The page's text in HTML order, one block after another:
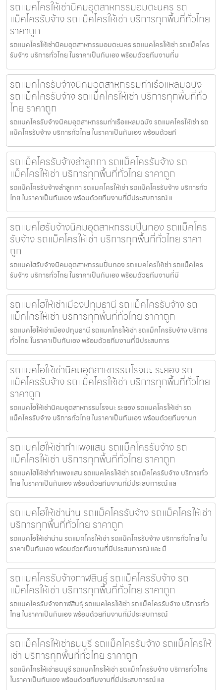
รถแมคโครให้เช่านิคมอุตสาหกรรมอมตะนคร รถ
แม็คโครรับจ้าง รถแม็คโครให้เช่า บริการทุกพื้นที่ทั่วไทย
ราคาถูก
รถแมคโครให้เช่านิคมอุตสาหกรรมอมตะนคร รถแมคโครให้เช่า รถแม็คโคร
รับจ้าง บริการทั่วไทย ในราคาเป็นกันเอง พร้อมด้วยทีมงานที่ม
รถแมคโครรับจ้างนิคมอุตสาหกรรมท่าเรือแหลมฉบัง
รถแม็คโครรับจ้าง รถแม็คโครให้เช่า บริการทุกพื้นที่ทั่ว
ไทย ราคาถูก
รถแมคโครรับจ้างนิคมอุตสาหกรรมท่าเรือแหลมฉบัง รถแมคโครให้เช่า รถ
แม็คโครรับจ้าง บริการทั่วไทย ในราคาเป็นกันเอง พร้อมด้วยที
รถแม็คโครรับจ้างลำลูกกา รถแม็คโครรับจ้าง รถ
แม็คโครให้เช่า บริการทุกพื้นที่ทั่วไทย ราคาถูก
รถแม็คโครรับจ้างลำลูกกา รถแมคโครให้เช่า รถแม็คโครรับจ้าง บริการทั่ว
ไทย ในราคาเป็นกันเอง พร้อมด้วยทีมงานที่มีประสบการณ์ แ
รถแบคโฮรับจ้างนิคมอุตสาหกรรมปิ่นทอง รถแม็คโคร
รับจ้าง รถแม็คโครให้เช่า บริการทุกพื้นที่ทั่วไทย ราคา
ถูก
รถแบคโฮรับจ้างนิคมอุตสาหกรรมปิ่นทอง รถแมคโครให้เช่า รถแม็คโคร
รับจ้าง บริการทั่วไทย ในราคาเป็นกันเอง พร้อมด้วยทีมงานที่มี
รถแบคโฮให้เช่าเมืองปทุมธานี รถแม็คโครรับจ้าง รถ
แม็คโครให้เช่า บริการทุกพื้นที่ทั่วไทย ราคาถูก
รถแบคโฮให้เช่าเมืองปทุมธานี รถแมคโครให้เช่า รถแม็คโครรับจ้าง บริการ
ทั่วไทย ในราคาเป็นกันเอง พร้อมด้วยทีมงานที่มีประสบการ
รถแบคโฮให้เช่านิคมอุตสาหกรรมโรจนะ ระยอง รถ
แม็คโครรับจ้าง รถแม็คโครให้เช่า บริการทุกพื้นที่ทั่วไทย
ราคาถูก
รถแบคโฮให้เช่านิคมอุตสาหกรรมโรจนะ ระยอง รถแมคโครให้เช่า รถ
แม็คโครรับจ้าง บริการทั่วไทย ในราคาเป็นกันเอง พร้อมด้วยทีมงานท
รถแบคโฮให้เช่ากำแพงแสน รถแม็คโครรับจ้าง รถ
แม็คโครให้เช่า บริการทุกพื้นที่ทั่วไทย ราคาถูก
รถแบคโฮให้เช่ากำแพงแสน รถแมคโครให้เช่า รถแม็คโครรับจ้าง บริการทั่ว
ไทย ในราคาเป็นกันเอง พร้อมด้วยทีมงานที่มีประสบการณ์ แล
รถแบคโฮให้เช่าน่าน รถแม็คโครรับจ้าง รถแม็คโครให้เช่า
บริการทุกพื้นที่ทั่วไทย ราคาถูก
รถแบคโฮให้เช่าน่าน รถแมคโครให้เช่า รถแม็คโครรับจ้าง บริการทั่วไทย ใน
ราคาเป็นกันเอง พร้อมด้วยทีมงานที่มีประสบการณ์ และ มื
รถแมคโครรับจ้างกาฬสินธุ์ รถแม็คโครรับจ้าง รถ
แม็คโครให้เช่า บริการทุกพื้นที่ทั่วไทย ราคาถูก
รถแมคโครรับจ้างกาฬสินธุ์ รถแมคโครให้เช่า รถแม็คโครรับจ้าง บริการทั่ว
ไทย ในราคาเป็นกันเอง พร้อมด้วยทีมงานที่มีประสบการณ์
รถแม็คโครให้เช่าธนบุรี รถแม็คโครรับจ้าง รถแม็คโครให้
เช่า บริการทุกพื้นที่ทั่วไทย ราคาถูก
รถแม็คโครให้เช่าธนบุรี รถแมคโครให้เช่า รถแม็คโครรับจ้าง บริการทั่วไทย
ในราคาเป็นกันเอง พร้อมด้วยทีมงานที่มีประสบการณ์ แล